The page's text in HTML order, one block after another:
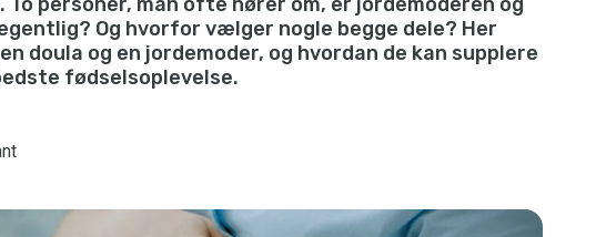
Og hvorfor vælger nogle begge dele? Her
doula og en jordemoder, og hvordan de kan supplere
fødselsoplevelse.